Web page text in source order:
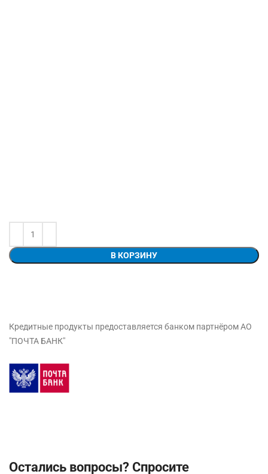
В КОРЗИНУ
Кредитные продукты предоставляется банком партнёром АО
"ПОЧТА БАНК"
Остались вопросы? Спросите